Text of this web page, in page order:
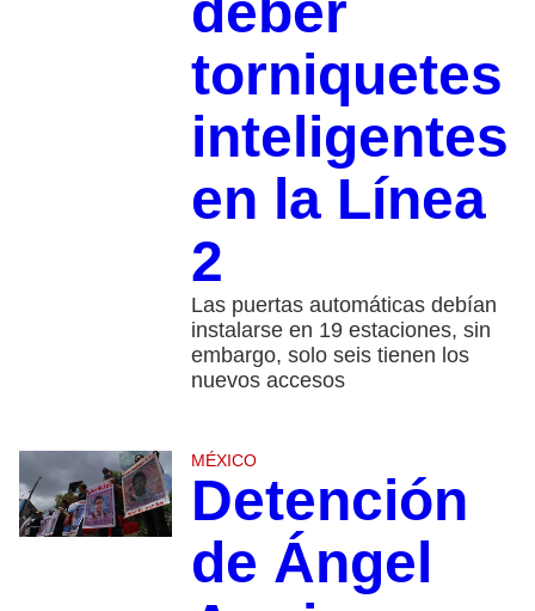
torniquetes
inteligentes
en la Línea
2
Las puertas automáticas debían
instalarse en 19 estaciones, sin
embargo, solo seis tienen los
nuevos accesos
MÉXICO
Detención
de Ángel